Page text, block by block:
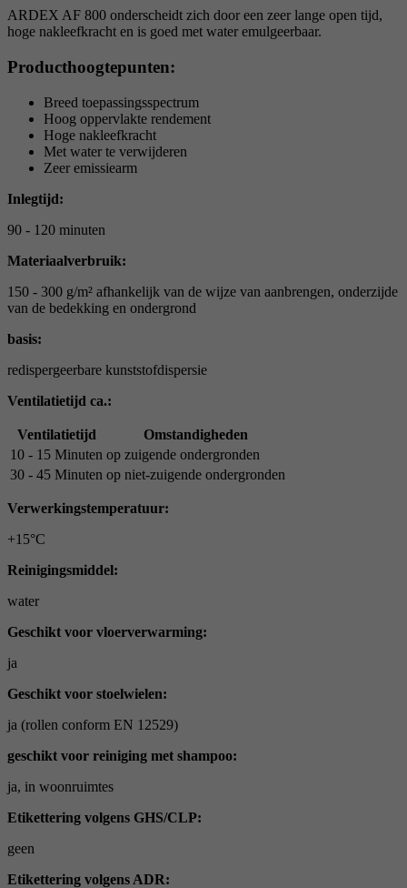
ARDEX AF 800 onderscheidt zich door een zeer lange open tijd,
hoge nakleefkracht en is goed met water emulgeerbaar.
Producthoogtepunten:
Breed toepassingsspectrum
Hoog oppervlakte rendement
Hoge nakleefkracht
Met water te verwijderen
Zeer emissiearm
Inlegtijd:
90 - 120 minuten
Materiaalverbruik:
150 - 300 g/m² afhankelijk van de wijze van aanbrengen, onderzijde
van de bedekking en ondergrond
basis:
redispergeerbare kunststofdispersie
Ventilatietijd ca.:
Ventilatietijd
Omstandigheden
10 - 15 Minuten op zuigende ondergronden
30 - 45 Minuten op niet-zuigende ondergronden
Verwerkingstemperatuur:
+15°C
Reinigingsmiddel:
water
Geschikt voor vloerverwarming:
ja
Geschikt voor stoelwielen:
ja (rollen conform EN 12529)
geschikt voor reiniging met shampoo:
ja, in woonruimtes
Etikettering volgens GHS/CLP:
geen
Etikettering volgens ADR: